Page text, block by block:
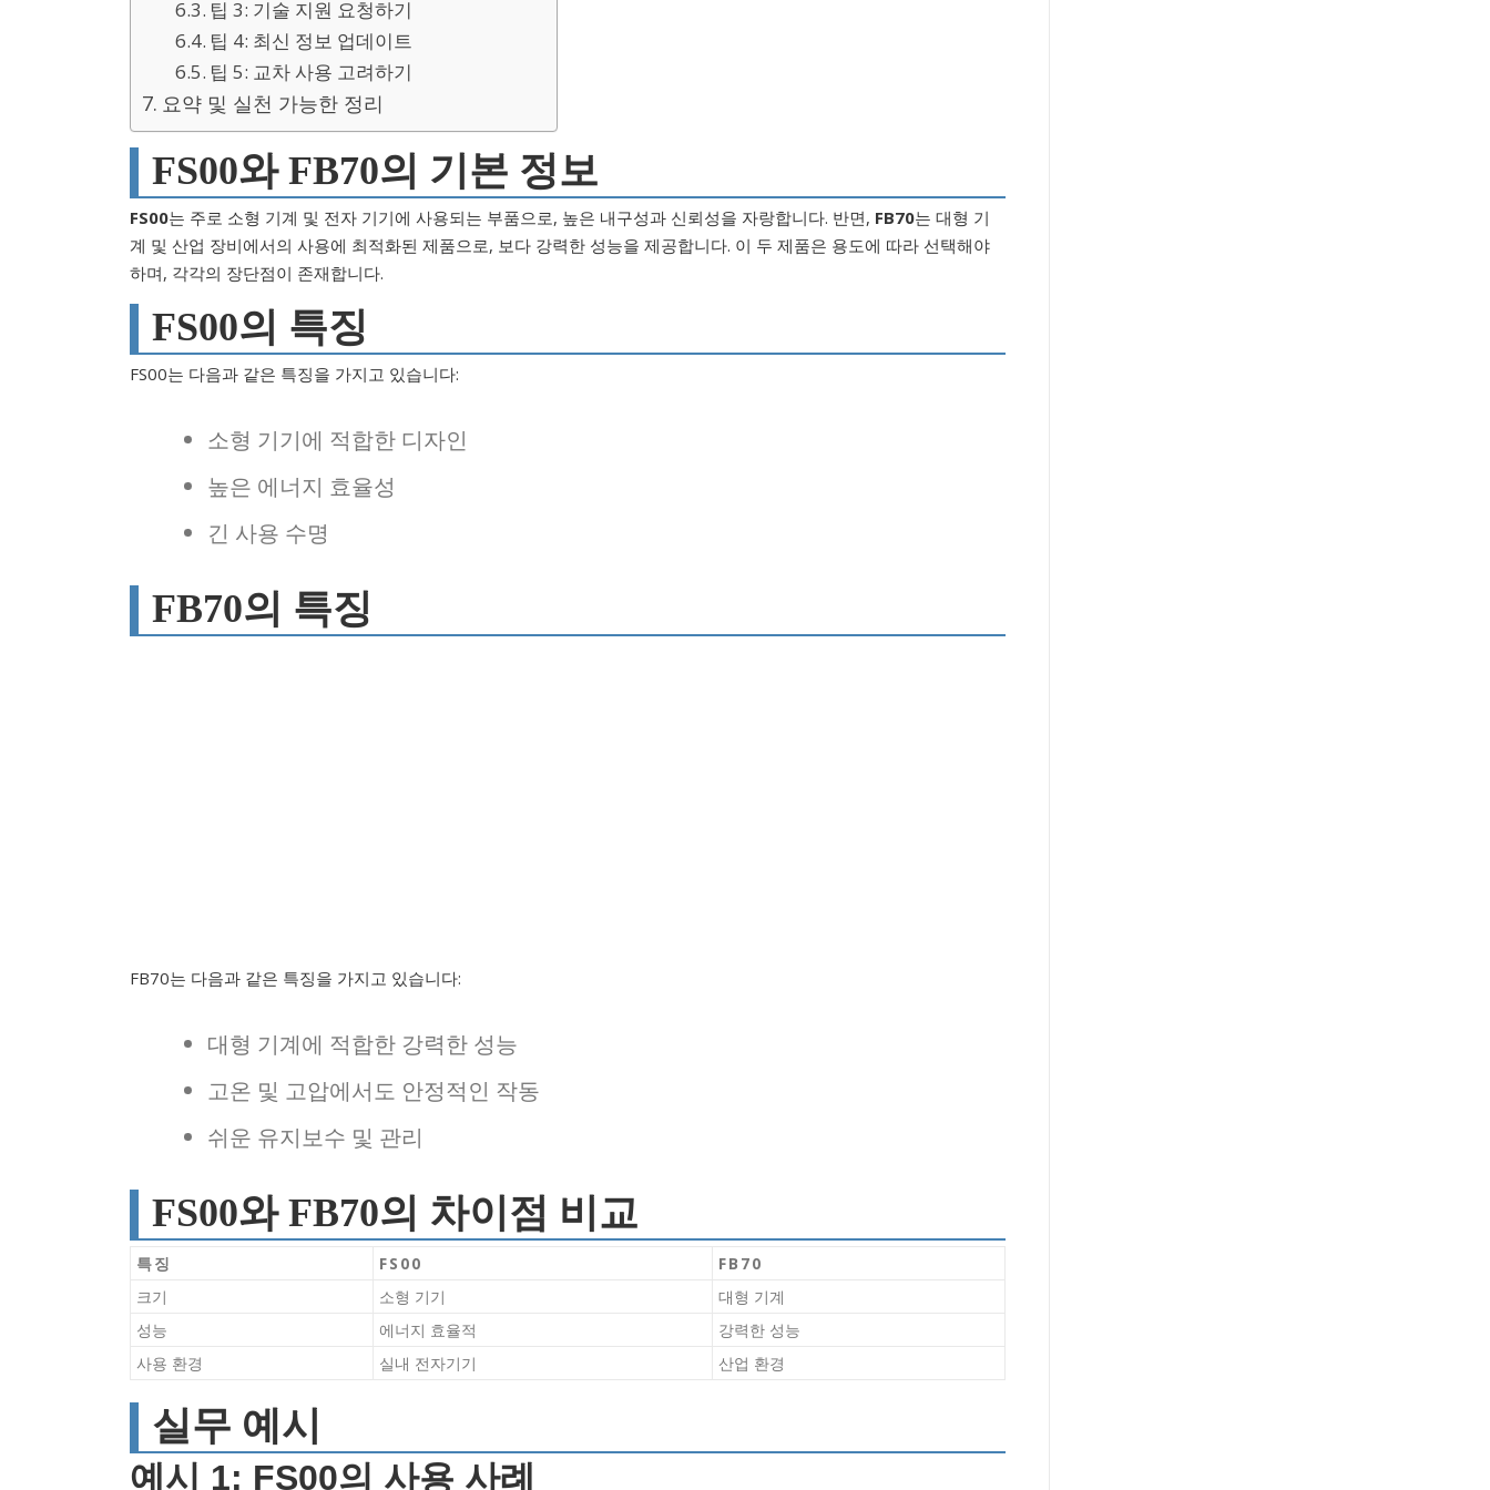
팁 3: 기술 지원 요청하기
팁 4: 최신 정보 업데이트
팁 5: 교차 사용 고려하기
요약 및 실천 가능한 정리
FS00와 FB70의 기본 정보
FS00는 주로 소형 기계 및 전자 기기에 사용되는 부품으로, 높은 내구성과 신뢰성을 자랑합니다. 반면, FB70는 대형 기
계 및 산업 장비에서의 사용에 최적화된 제품으로, 보다 강력한 성능을 제공합니다. 이 두 제품은 용도에 따라 선택해야
하며, 각각의 장단점이 존재합니다.
FS00의 특징
FS00는 다음과 같은 특징을 가지고 있습니다:
소형 기기에 적합한 디자인
높은 에너지 효율성
긴 사용 수명
FB70의 특징
FB70는 다음과 같은 특징을 가지고 있습니다:
대형 기계에 적합한 강력한 성능
고온 및 고압에서도 안정적인 작동
쉬운 유지보수 및 관리
FS00와 FB70의 차이점 비교
특징 FS00
FB70
크기
소형 기기
대형 기계
성능
에너지 효율적
강력한 성능
사용 환경
실내 전자기기 산업 환경
실무 예시
예시 1: FS00의 사용 사례